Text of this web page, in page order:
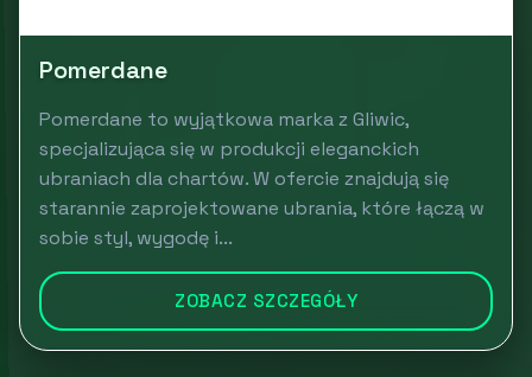
Pomerdane
Pomerdane to wyjątkowa marka z Gliwic,
specjalizująca się w produkcji eleganckich
ubraniach dla chartów. W ofercie znajdują się
starannie zaprojektowane ubrania, które łączą w
sobie styl, wygodę i...
ZOBACZ SZCZEGÓŁY